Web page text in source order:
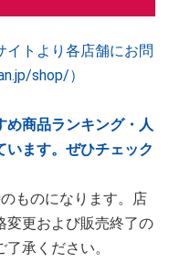
イトより各店舗にお問
shop/）
め商品ランキング・人
ます。ぜひチェック
ものになります。店
変更および販売終了の
承ください。